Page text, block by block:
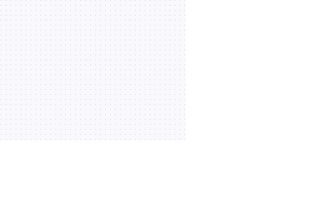
03:47
yaralandı
04.08.2026 | 22:11
02:32
SON DAKİKA: MHP lideri
Bahçeli 'çerçeve yasa'
teklifine imza attı | Video
04.08.2026 | 14:10
19:55
Başkan Erdoğan Anıtkabir'i
ziyaret etti: Bayrağımız bu
topraklarda 1000 yıldır
dalgalanıyor | Video
04.08.2026 | 12:26
Sahte ekspertizle 687
kişiye vatandaşlık: 16 ilde